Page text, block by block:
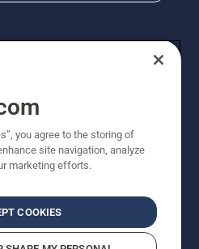
Rechte vorbehalten. Bei
es sich um unverbindliche
inkl. der gesetzlichen
es sei denn sie sind für
Kauf verfügbar.
you agree to the storing of
site navigation, analyze
marketing efforts.
COOKIES